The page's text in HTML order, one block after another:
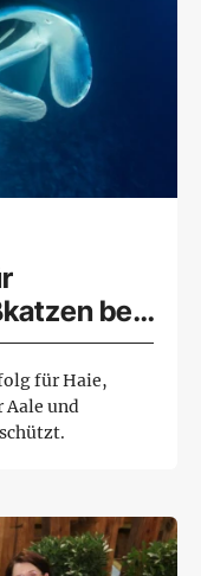
bei
für Haie,
Aale und